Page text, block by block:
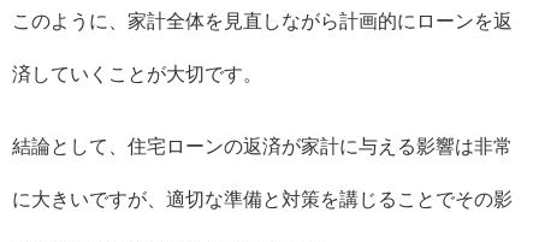
このように、家計全体を見直しながら計画的にローンを返
済していくことが大切です。
結論として、住宅ローンの返済が家計に与える影響は非常
に大きいですが、適切な準備と対策を講じることでその影